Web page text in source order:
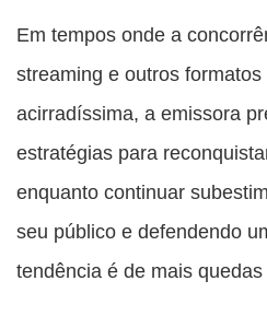
Em tempos onde a
streaming e outros
acirradíssima, a emissora
estratégias para
enquanto continuar
seu público e defendendo
tendência é de mais